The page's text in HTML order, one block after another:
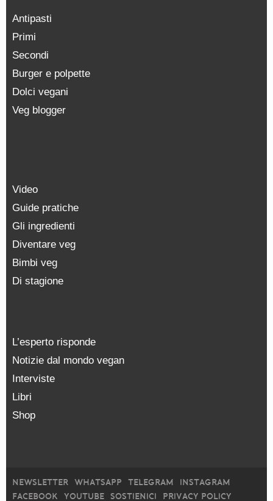
Antipasti
Primi
Secondi
Burger e polpette
Dolci vegani
Veg blogger
Video
Guide pratiche
Gli ingredienti
Diventare veg
Bimbi veg
Di stagione
L’esperto risponde
Notizie dal mondo vegan
Interviste
Libri
Shop
NEWSLETTER WHATSAPP TELEGRAM
INSTAGRAM
FACEBOOK
YOUTUBE SOSTIENICI PRIVACY POLICY